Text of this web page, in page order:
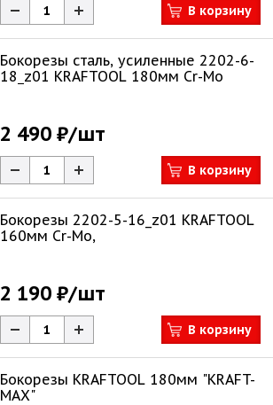
В корзину
Бокорезы сталь, усиленные 2202-6-
18_z01 KRAFTOOL 180мм Cr-Mo
2 490 ₽/шт
В корзину
Бокорезы 2202-5-16_z01 KRAFTOOL
160мм Cr-Mo,
2 190 ₽/шт
В корзину
Бокорезы KRAFTOOL 180мм "KRAFT-
MAX"